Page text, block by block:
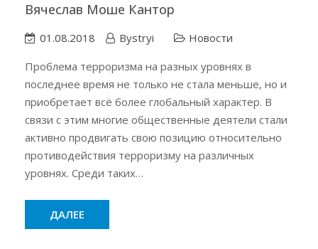
Вячеслав Моше Кантор
01.08.2018 Bystryi
Новости
Проблема терроризма на разных уровнях в
последнее время не только не стала меньше, но и
приобретает всё более глобальный характер. В
связи с этим многие общественные деятели стали
активно продвигать свою позицию относительно
противодействия терроризму на различных
уровнях. Среди таких…
ДАЛЕЕ